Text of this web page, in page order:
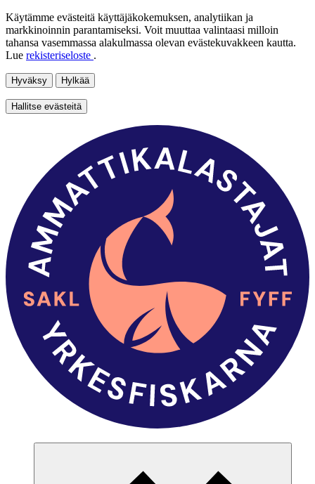
Käytämme evästeitä käyttäjäkokemuksen, analytiikan ja
markkinoinnin parantamiseksi. Voit muuttaa valintaasi milloin
tahansa vasemmassa alakulmassa olevan evästekuvakkeen kautta.
Lue rekisteriseloste .
Hyväksy Hylkää
Hallitse evästeitä